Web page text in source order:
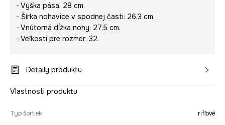
- Výška pása: 28 cm.
- Šírka nohavice v spodnej časti: 26,3 cm.
- Vnútorná dĺžka nohy: 27,5 cm.
- Veľkosti pre rozmer: 32.
Detaily produktu
Vlastnosti produktu
Typ šortiek rifľové